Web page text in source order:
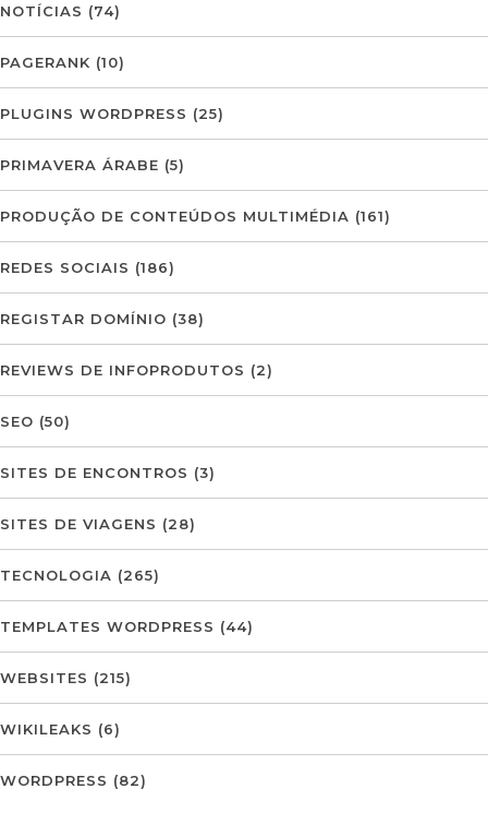
NOTÍCIAS (74)
PAGERANK (10)
PLUGINS WORDPRESS (25)
PRIMAVERA ÁRABE (5)
PRODUÇÃO DE CONTEÚDOS MULTIMÉDIA (161)
REDES SOCIAIS (186)
REGISTAR DOMÍNIO (38)
REVIEWS DE INFOPRODUTOS (2)
SEO (50)
SITES DE ENCONTROS (3)
SITES DE VIAGENS (28)
TECNOLOGIA (265)
TEMPLATES WORDPRESS (44)
WEBSITES (215)
WIKILEAKS (6)
WORDPRESS (82)